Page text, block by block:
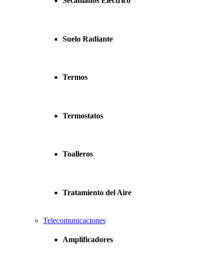
Suelo Radiante
Termos
Termostatos
Toalleros
Tratamiento del Aire
Telecomunicaciones
Amplificadores